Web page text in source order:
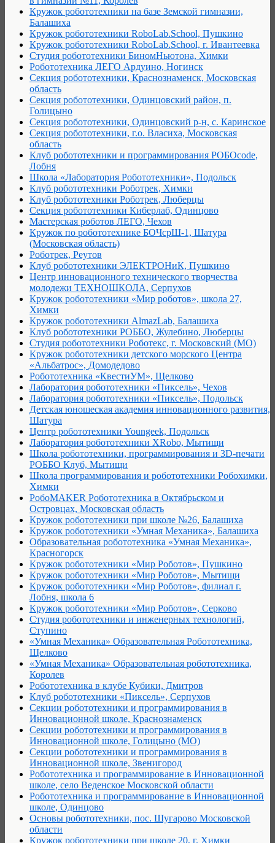
Кружок робототехники на базе Земской гимназии,
Балашиха
Кружок робототехники RoboLab.School, Пушкино
Кружок робототехники RoboLab.School, г. Ивантеевка
Студия робототехники БиномНьютона, Химки
Робототехника ЛЕГО Ардуино, Ногинск
Секция робототехники, Краснознаменск, Московская
область
Секция робототехники, Одинцовский район, п.
Голицыно
Секция робототехники, Одинцовский р-н, с. Каринское
Секция робототехники, г.о. Власиха, Московская
область
Клуб робототехники и программирования РОБОcode,
Лобня
Школа «Лаборатория Робототехники», Подольск
Клуб робототехники Роботрек, Химки
Клуб робототехники Роботрек, Люберцы
Секция робототехники Киберлаб, Одинцово
Мастерская роботов ЛЕГО, Чехов
Кружок по робототехнике БОЧсрШ-1, Шатура
(Московская область)
Роботрек, Реутов
Клуб робототехники ЭЛЕКТРОНиК, Пушкино
Центр инновационного технического творчества
молодежи ТЕХНОШКОЛА, Серпухов
Кружок робототехники «Мир роботов», школа 27,
Химки
Кружок робототехники AlmazLab, Балашиха
Клуб робототехники РОББО, Жулебино, Люберцы
Студия робототехники Роботекс, г. Московский (МО)
Кружок робототехники детского морского Центра
«Альбатрос», Домодедово
Робототехника «КвестиУМ», Щелково
Лаборатория робототехники «Пиксель», Чехов
Лаборатория робототехники «Пиксель», Подольск
Детская юношеская академия инновационного развития,
Шатура
Центр робототехники Youngeek, Подольск
Лаборатория робототехники XRobo, Мытищи
Школа робототехники, программирования и 3D-печати
РОББО Клуб, Мытищи
Школа программирования и робототехники Робохимки,
Химки
РобоMAKER Робототехника в Октябрьском и
Островцах, Московская область
Кружок робототехники при школе №26, Балашиха
Кружок робототехники «Умная Механика», Балашиха
Образовательная робототехника «Умная Механика»,
Красногорск
Кружок робототехники «Мир Роботов», Пушкино
Кружок робототехники «Мир Роботов», Мытищи
Кружок робототехники «Мир Роботов», филиал г.
Лобня, школа 6
Кружок робототехники «Мир Роботов», Серково
Студия робототехники и инженерных технологий,
Ступино
«Умная Механика» Образовательная Робототехника,
Щелково
«Умная Механика» Образовательная робототехника,
Королев
Робототехника в клубе Кубики, Дмитров
Клуб робототехники «Пиксель», Серпухов
Секции робототехники и программирования в
Инновационной школе, Краснознаменск
Секции робототехники и программирования в
Инновационной школе, Голицыно (МО)
Секции робототехники и программирования в
Инновационной школе, Звенигород
Робототехника и программирование в Инновационной
школе, село Веденское Московской области
Робототехника и программирование в Инновационной
школе, Одинцово
Основы робототехники, пос. Шугарово Московской
области
Кружок робототехники при школе 20, г. Химки